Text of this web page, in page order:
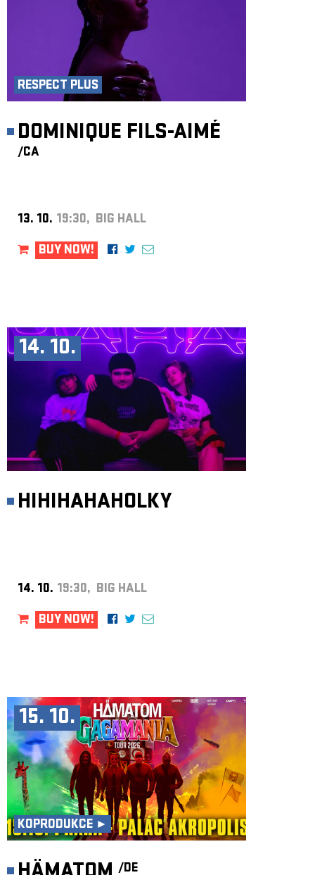
RESPECT PLUS
DOMINIQUE FILS-AIMÉ
/CA
13. 10. 19:30, BIG HALL
BUY NOW!
14. 10.
HIHIHAHAHOLKY
14. 10. 19:30, BIG HALL
BUY NOW!
15. 10.
KOPRODUKCE ►
/DE